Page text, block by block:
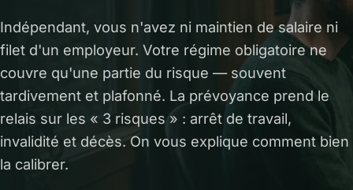
Indépendant, vous n'avez ni maintien de salaire ni
filet d'un employeur. Votre régime obligatoire ne
couvre qu'une partie du risque — souvent
tardivement et plafonné. La prévoyance prend le
relais sur les « 3 risques » : arrêt de travail,
invalidité et décès. On vous explique comment bien
la calibrer.